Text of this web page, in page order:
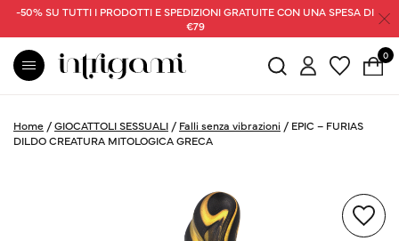
-50% SU TUTTI I PRODOTTI E SPEDIZIONI GRATUITE CON UNA SPESA DI
€79
0
Home /GIOCATTOLI SESSUALI / Falli senza vibrazioni / EPIC – FURIAS
DILDO CREATURA MITOLOGICA GRECA